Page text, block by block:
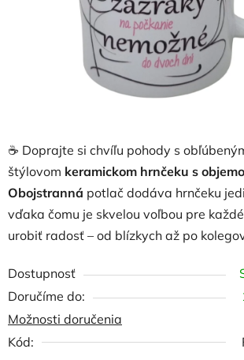
☕ Doprajte si chvíľu pohody s
štýlovom keramickom hrnčeku s
Obojstranná potlač dodáva hrnčeku
vďaka čomu je skvelou voľbou pre
urobiť radosť – od blízkych až po
Dostupnosť
Možnosti doručenia
Kód: